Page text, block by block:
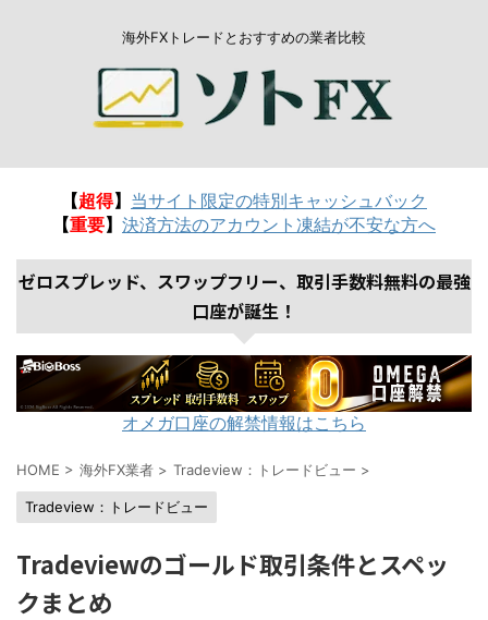
海外FXトレードとおすすめの業者比較
【超得】 当サイト限定の特別キャッシュバック
【重要】 決済方法のアカウント凍結が不安な方へ
ゼロスプレッド、スワップフリー、取引手数料無料の最強
口座が誕生！
オメガ口座の解禁情報はこちら
HOME > 海外FX業者 > Tradeview：トレードビュー >
Tradeview：トレードビュー
Tradeviewのゴールド取引条件とスペッ
クまとめ